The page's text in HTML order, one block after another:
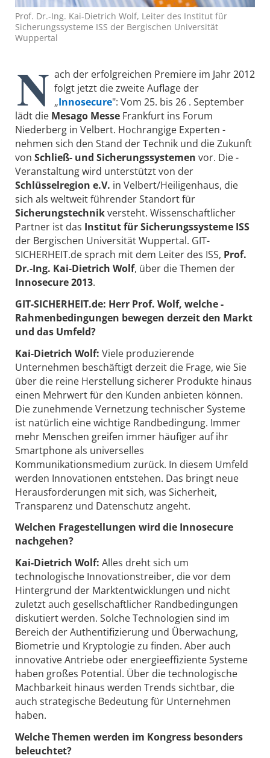
Prof. Dr.-Ing. Kai-Dietrich Wolf, Leiter des Institut für
Sicherungssysteme ISS der Bergischen Universität
Wuppertal
N ach der erfolgreichen Premiere im Jahr 2012
folgt jetzt die zweite Auflage der
„Innosecure": Vom 25. bis 26 . September
lädt die Mesago Messe Frankfurt ins Forum
Niederberg in Velbert. Hochrangige Experten ­
nehmen sich den Stand der Technik und die Zukunft
von Schließ- und ­Sicherungssystemen vor. Die ­
Veranstaltung wird unterstützt von der
Schlüsselregion e.V. in Velbert/Heiligenhaus, die
sich als weltweit führender Standort für
Sicherungstechnikversteht. Wissenschaftlicher
Partner ist das Institut für Sicherungssysteme ISS
der Bergischen Universität Wuppertal. GIT-
SICHERHEIT.de sprach mit dem Leiter des ISS, Prof.
Dr.-Ing. Kai-Dietrich Wolf, über die Themen der
Innosecure 2013.
GIT-SICHERHEIT.de: Herr Prof. Wolf, welche ­
Rahmenbedingungen bewegen derzeit den Markt
und das Umfeld?
Kai-Dietrich Wolf: Viele produzierende
Unternehmen beschäftigt derzeit die Frage, wie Sie
über die reine Herstellung sicherer Produkte hinaus
einen Mehrwert für den Kunden anbieten können.
Die zunehmende Vernetzung technischer Systeme
ist natürlich eine wichtige Randbedingung. Immer
mehr Menschen greifen immer häufiger auf ihr
Smartphone als universelles
Kommunikationsmedium zurück. In diesem Umfeld
werden Innovationen entstehen. Das bringt neue
Herausforderungen mit sich, was Sicherheit,
Transparenz und Datenschutz angeht.
Welchen Fragestellungen wird die Innosecure
nachgehen?
Kai-Dietrich Wolf: Alles dreht sich um
technologische Innovationstreiber, die vor dem
Hintergrund der Marktentwicklungen und nicht
zuletzt auch gesellschaftlicher Randbedingungen
diskutiert werden. Solche Technologien sind im
Bereich der Authentifizierung und Überwachung,
Biometrie und Kryptologie zu finden. Aber auch
innovative Antriebe oder energieeffiziente Systeme
haben großes Potential. Über die technologische
Machbarkeit hinaus werden Trends sichtbar, die
auch strategische Bedeutung für Unternehmen
haben.
Welche Themen werden im Kongress besonders
beleuchtet?